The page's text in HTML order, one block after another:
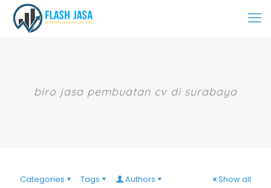
biro jasa pembuatan cv di surabaya
Categories Tags Authors Show all